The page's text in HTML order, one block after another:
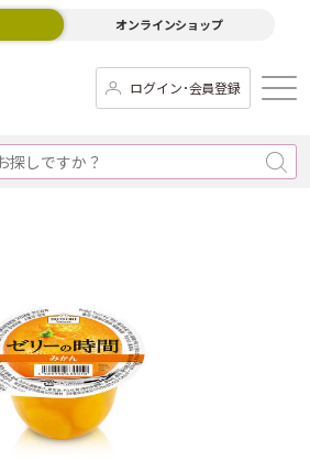
オンラインショップ
ログイン･会員登録